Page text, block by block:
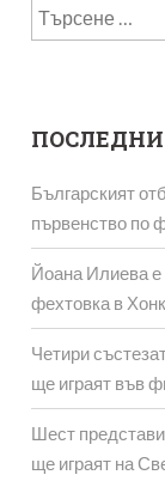
Търсене
за:
Българският
първенство по
Йоана Илиева е
фехтовка в
Четири
ще играят във
Шест
ще играят на